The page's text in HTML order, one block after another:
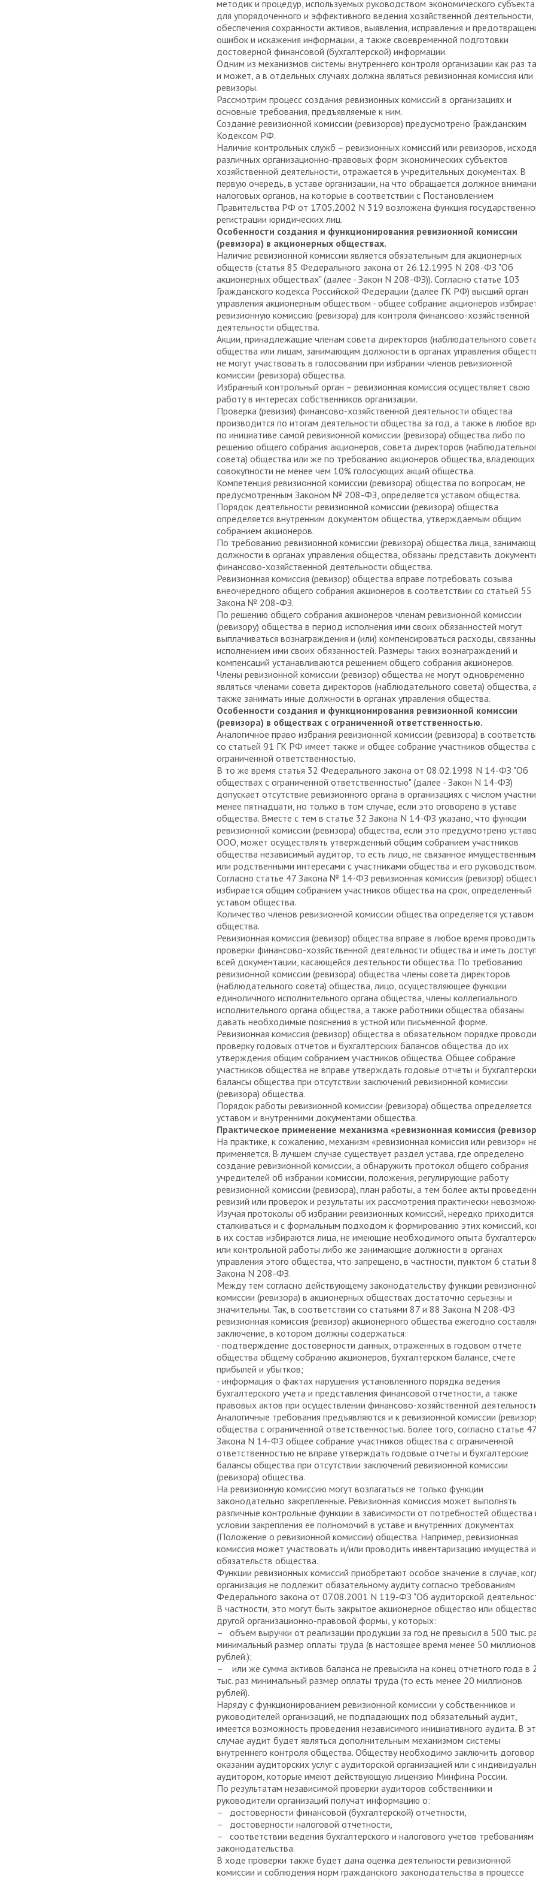
методик и процедур, используемых руководством экономического субъекта
для упорядоченного и эффективного ведения хозяйственной деятельности,
обеспечения сохранности активов, выявления, исправления и
ошибок и искажения информации, а также своевременной подготовки
достоверной финансовой (бухгалтерской) информации.
Одним из механизмов системы внутреннего контроля организации как раз
и может, а в отдельных случаях должна являться ревизионная комиссия или
ревизоры.
Рассмотрим процесс создания ревизионных комиссий в организациях и
основные требования, предъявляемые к ним.
Создание ревизионной комиссии (ревизоров) предусмотрено Гражданским
Кодексом РФ.
Наличие контрольных служб – ревизионных комиссий или ревизоров,
различных организационно-правовых форм экономических субъектов
хозяйственной деятельности, отражается в учредительных документах. В
первую очередь, в уставе организации, на что обращается должное
налоговых органов, на которые в соответствии с Постановлением
Правительства РФ от 17.05.2002 N 319 возложена функция
регистрации юридических лиц.
Особенности создания и функционирования ревизионной комиссии
(ревизора) в акционерных обществах.
Наличие ревизионной комиссии является обязательным для акционерных
обществ (статья 85 Федерального закона от 26.12.1995 N 208-ФЗ "Об
акционерных обществах" (далее - Закон N 208-ФЗ)). Согласно статье 103
Гражданского кодекса Российской Федерации (далее ГК РФ) высший орган
управления акционерным обществом - общее собрание акционеров
ревизионную комиссию (ревизора) для контроля финансово-хозяйственной
деятельности общества.
Акции, принадлежащие членам совета директоров (наблюдательного
общества или лицам, занимающим должности в органах управления
не могут участвовать в голосовании при избрании членов ревизионной
комиссии (ревизора) общества.
Избранный контрольный орган – ревизионная комиссия осуществляет свою
работу в интересах собственников организации.
Проверка (ревизия) финансово-хозяйственной деятельности общества
производится по итогам деятельности общества за год, а также в любое
по инициативе самой ревизионной комиссии (ревизора) общества либо по
решению общего собрания акционеров, совета директоров
совета) общества или же по требованию акционеров общества, владеющих
совокупности не менее чем 10% голосующих акций общества.
Компетенция ревизионной комиссии (ревизора) общества по вопросам, не
предусмотренным Законом № 208-ФЗ, определяется уставом общества.
Порядок деятельности ревизионной комиссии (ревизора) общества
определяется внутренним документом общества, утверждаемым общим
собранием акционеров.
По требованию ревизионной комиссии (ревизора) общества лица,
должности в органах управления общества, обязаны представить
финансово-хозяйственной деятельности общества.
Ревизионная комиссия (ревизор) общества вправе потребовать созыва
внеочередного общего собрания акционеров в соответствии со статьей 55
Закона № 208-ФЗ.
По решению общего собрания акционеров членам ревизионной комиссии
(ревизору) общества в период исполнения ими своих обязанностей могут
выплачиваться вознаграждения и (или) компенсироваться расходы,
исполнением ими своих обязанностей. Размеры таких вознаграждений и
компенсаций устанавливаются решением общего собрания акционеров.
Члены ревизионной комиссии (ревизор) общества не могут одновременно
являться членами совета директоров (наблюдательного совета) общества,
также занимать иные должности в органах управления общества.
Особенности создания и функционирования ревизионной комиссии
(ревизора) в обществах с ограниченной ответственностью.
Аналогичное право избрания ревизионной комиссии (ревизора) в
со статьей 91 ГК РФ имеет также и общее собрание участников общества с
ограниченной ответственностью.
В то же время статья 32 Федерального закона от 08.02.1998 N 14-ФЗ "Об
обществах с ограниченной ответственностью" (далее - Закон N 14-ФЗ)
допускает отсутствие ревизионного органа в организациях с числом
менее пятнадцати, но только в том случае, если это оговорено в уставе
общества. Вместе с тем в статье 32 Закона N 14-ФЗ указано, что функции
ревизионной комиссии (ревизора) общества, если это предусмотрено
ООО, может осуществлять утвержденный общим собранием участников
общества независимый аудитор, то есть лицо, не связанное
или родственными интересами с участниками общества и его руководством.
Согласно статье 47 Закона № 14-ФЗ ревизионная комиссия (ревизор)
избирается общим собранием участников общества на срок, определенный
уставом общества.
Количество членов ревизионной комиссии общества определяется уставом
общества.
Ревизионная комиссия (ревизор) общества вправе в любое время проводить
проверки финансово-хозяйственной деятельности общества и иметь
всей документации, касающейся деятельности общества. По требованию
ревизионной комиссии (ревизора) общества члены совета директоров
(наблюдательного совета) общества, лицо, осуществляющее функции
единоличного исполнительного органа общества, члены коллегиального
исполнительного органа общества, а также работники общества обязаны
давать необходимые пояснения в устной или письменной форме.
Ревизионная комиссия (ревизор) общества в обязательном порядке
проверку годовых отчетов и бухгалтерских балансов общества до их
утверждения общим собранием участников общества. Общее собрание
участников общества не вправе утверждать годовые отчеты и
балансы общества при отсутствии заключений ревизионной комиссии
(ревизора) общества.
Порядок работы ревизионной комиссии (ревизора) общества определяется
уставом и внутренними документами общества.
Практическое применение механизма «ревизионная комиссия
На практике, к сожалению, механизм «ревизионная комиссия или ревизор»
применяется. В лучшем случае существует раздел устава, где определено
создание ревизионной комиссии, а обнаружить протокол общего собрания
учредителей об избрании комиссии, положения, регулирующие работу
ревизионной комиссии (ревизора), план работы, а тем более акты
ревизий или проверок и результаты их рассмотрения практически
Изучая протоколы об избрании ревизионных комиссий, нередко приходится
сталкиваться и с формальным подходом к формированию этих комиссий,
в их состав избираются лица, не имеющие необходимого опыта
или контрольной работы либо же занимающие должности в органах
управления этого общества, что запрещено, в частности, пунктом 6 статьи
Закона N 208-ФЗ.
Между тем согласно действующему законодательству функции
комиссии (ревизора) в акционерных обществах достаточно серьезны и
значительны. Так, в соответствии со статьями 87 и 88 Закона N 208-ФЗ
ревизионная комиссия (ревизор) акционерного общества ежегодно
заключение, в котором должны содержаться:
- подтверждение достоверности данных, отраженных в годовом отчете
общества общему собранию акционеров, бухгалтерском балансе, счете
прибылей и убытков;
- информация о фактах нарушения установленного порядка ведения
бухгалтерского учета и представления финансовой отчетности, а также
правовых актов при осуществлении финансово-хозяйственной
Аналогичные требования предъявляются и к ревизионной комиссии
общества с ограниченной ответственностью. Более того, согласно статье 47
Закона N 14-ФЗ общее собрание участников общества с ограниченной
ответственностью не вправе утверждать годовые отчеты и бухгалтерские
балансы общества при отсутствии заключений ревизионной комиссии
(ревизора) общества.
На ревизионную комиссию могут возлагаться не только функции
законодательно закрепленные. Ревизионная комиссия может выполнять
различные контрольные функции в зависимости от потребностей общества
условии закрепления ее полномочий в уставе и внутренних документах
(Положение о ревизионной комиссии) общества. Например, ревизионная
комиссия может участвовать и/или проводить инвентаризацию имущества и
обязательств общества.
Функции ревизионных комиссий приобретают особое значение в случае,
организация не подлежит обязательному аудиту согласно требованиям
Федерального закона от 07.08.2001 N 119-ФЗ "Об аудиторской
В частности, это могут быть закрытое акционерное общество или общество
другой организационно-правовой формы, у которых:
–
объем выручки от реализации продукции за год не превысил в 500 тыс.
минимальный размер оплаты труда (в настоящее время менее 50 миллионов
рублей.);
–
или же сумма активов баланса не превысила на конец отчетного года в
тыс. раз минимальный размер оплаты труда (то есть менее 20 миллионов
рублей).
Наряду с функционированием ревизионной комиссии у собственников и
руководителей организаций, не подпадающих под обязательный аудит,
имеется возможность проведения независимого инициативного аудита. В
случае аудит будет являться дополнительным механизмом системы
внутреннего контроля общества. Обществу необходимо заключить
оказании аудиторских услуг с аудиторской организацией или с
аудитором, которые имеют действующую лицензию Минфина России.
По результатам независимой проверки аудиторов собственники и
руководители организаций получат информацию о:
–
достоверности финансовой (бухгалтерской) отчетности,
–
достоверности налоговой отчетности,
–
соответствии ведения бухгалтерского и налогового учетов требованиям
законодательства.
В ходе проверки также будет дана оценка деятельности ревизионной
комиссии и соблюдения норм гражданского законодательства в процессе